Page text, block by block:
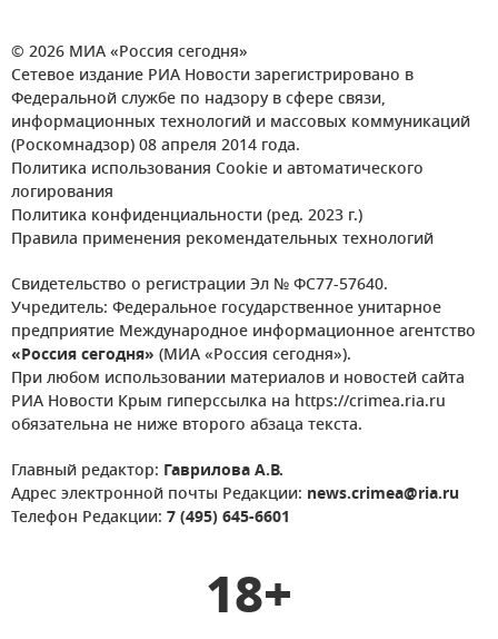
© 2026 МИА «Россия сегодня»
Сетевое издание РИА Новости зарегистрировано в
Федеральной службе по надзору в сфере связи,
информационных технологий и массовых коммуникаций
(Роскомнадзор) 08 апреля 2014 года.
Политика использования Cookie и автоматического
логирования
Политика конфиденциальности (ред. 2023 г.)
Правила применения рекомендательных технологий
Свидетельство о регистрации Эл № ФС77-57640.
Учредитель: Федеральное государственное унитарное
предприятие Международное информационное агентство
«Россия сегодня» (МИА «Россия сегодня»).
При любом использовании материалов и новостей сайта
РИА Новости Крым гиперссылка на https://crimea.ria.ru
обязательна не ниже второго абзаца текста.
Главный редактор: Гаврилова А.В.
Адрес электронной почты Редакции: news.crimea@ria.ru
Телефон Редакции: 7 (495) 645-6601
18+